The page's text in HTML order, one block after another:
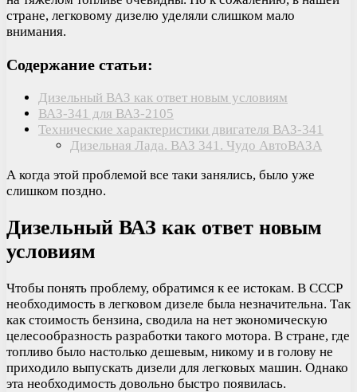
стране, легковому дизелю уделяли слишком мало
внимания.
Содержание статьи:
Дизельный ВАЗ как ответ новым условиям
ВАЗ-341 для ВАЗ-2105
Технические характеристики двигателя ВАЗ-341
Дизельная Лада. ВАЗ 341. Чудо АвтоВАЗА
А когда этой проблемой все таки занялись, было уже
слишком поздно.
Дизельный ВАЗ как ответ новым
условиям
Чтобы понять проблему, обратимся к ее истокам. В СССР
необходимость в легковом дизеле была незначительна. Так
как стоимость бензина, сводила на нет экономическую
целесообразность разработки такого мотора. В стране, где
топливо было настолько дешевым, никому и в голову не
приходило выпускать дизели для легковых машин. Однако
эта необходимость довольно быстро появилась.